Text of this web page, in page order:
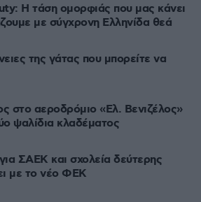
Η τάση ομορφιάς που μας κάνει
με σύγχρονη Ελληνίδα θεά
της γάτας που μπορείτε να
στο αεροδρόμιο «Ελ. Βενιζέλος»
ψαλίδια κλαδέματος
ΣΑΕΚ και σχολεία δεύτερης
με το νέο ΦΕΚ